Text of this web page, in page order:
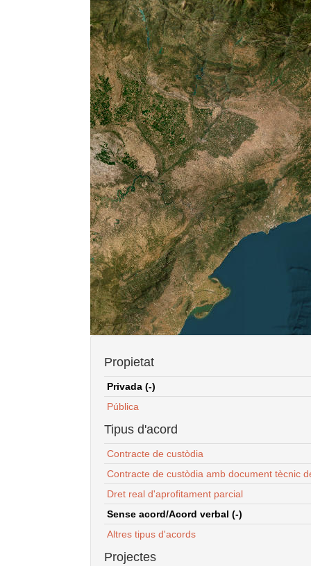
Propietat
Privada (-)
Pública
Tipus d'acord
Contracte de custòdia
Contracte de custòdia amb document tècnic
Dret real d'aprofitament parcial
Sense acord/Acord verbal (-)
Altres tipus d'acords
Projectes